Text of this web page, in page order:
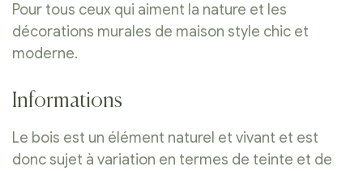
Pour tous ceux qui aiment la nature et les
décorations murales de maison style chic et
moderne.
Informations
Le bois est un élément naturel et vivant et est
donc sujet à variation en termes de teinte et de